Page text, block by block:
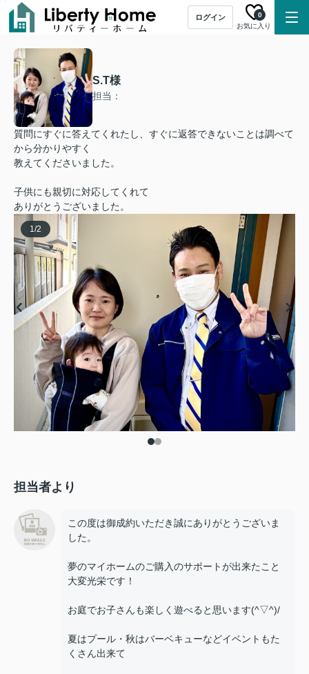
ログイン
お気に入り
0
S.T様
担当：
質問にすぐに答えてくれたし、すぐに返答できないことは調べて
から分かりやすく
教えてくださいました。
子供にも親切に対応してくれて
ありがとうございました。
1/2
担当者より
この度は御成約いただき誠にありがとうございま
した。
夢のマイホームのご購入のサポートが出来たこと
大変光栄です！
お庭でお子さんも楽しく遊べると思います(^▽^)/
夏はプール・秋はバーベキューなどイベントもた
くさん出来て